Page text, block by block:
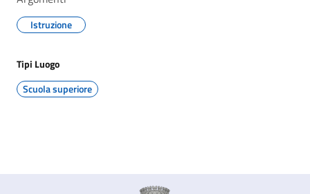
Istruzione
Tipi Luogo
Scuola superiore